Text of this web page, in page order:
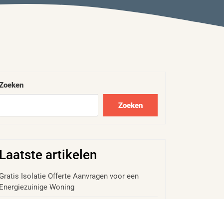
Zoeken
Laatste artikelen
Gratis Isolatie Offerte Aanvragen voor een
Energiezuinige Woning